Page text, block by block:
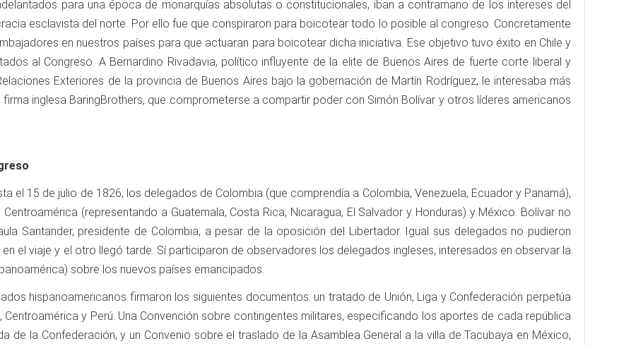
para una época de monarquías absolutas o constitucionales, iban a contramano de los intereses del
esclavista del norte. Por ello fue que conspiraron para boicotear todo lo posible al congreso. Concretamente
en nuestros países para que actuaran para boicotear dicha iniciativa. Ese objetivo tuvo éxito en Chile y
al Congreso. A Bernardino Rivadavia, político influyente de la elite de Buenos Aires de fuerte corte liberal y
Exteriores de la provincia de Buenos Aires bajo la gobernación de Martín Rodríguez, le interesaba más
inglesa BaringBrothers, que comprometerse a compartir poder con Simón Bolívar y otros líderes americanos
el 15 de julio de 1826, los delegados de Colombia (que comprendía a Colombia, Venezuela, Ecuador y Panamá),
(representando a Guatemala, Costa Rica, Nicaragua, El Salvador y Honduras) y México. Bolívar no
Santander, presidente de Colombia, a pesar de la oposición del Libertador. Igual sus delegados no pudieron
el viaje y el otro llegó tarde. Sí participaron de observadores los delegados ingleses, interesados en observar la
sobre los nuevos países emancipados.
hispanoamericanos firmaron los siguientes documentos: un tratado de Unión, Liga y Confederación perpetúa
y Perú. Una Convención sobre contingentes militares, especificando los aportes de cada república
de la Confederación, y un Convenio sobre el traslado de la Asamblea General a la villa de Tacubaya en México,